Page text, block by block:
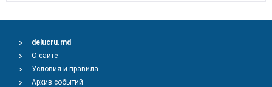
delucru.md
О сайте
Условия и правила
Архив событий